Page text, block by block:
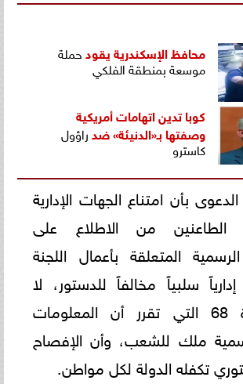
محافظ الإسكندريةيقودحملة
موسعة بمنطقة الفلكي
كوبا تدين اتهامات أمريكية
وصفتها بـ«الدنيئة»ضدراؤول
كاسترو
بأن امتناع الجهات الإدارية
من الاطلاع على
المتعلقة بأعمال اللجنة
سلبياً مخالفاً للدستور، لا
سيما المادة 68 التي تقرر أن المعلومات
ملك للشعب، وأن الإفصاح
تكفله الدولة لكل مواطن.